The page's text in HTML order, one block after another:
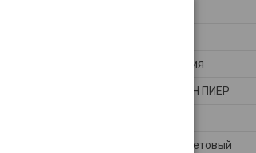
Турция
ДЖИН ПИЕР
фиолетовый